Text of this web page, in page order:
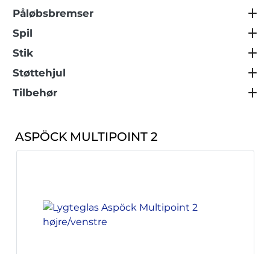
Påløbsbremser
Spil
Stik
Støttehjul
Tilbehør
ASPÖCK MULTIPOINT 2